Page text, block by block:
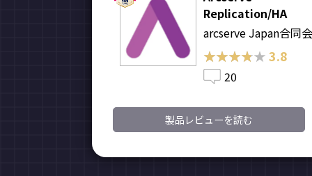
Replication/HA
arcserve Japan合同
★★★★★
★★★★★3.8
20
製品レビューを読む